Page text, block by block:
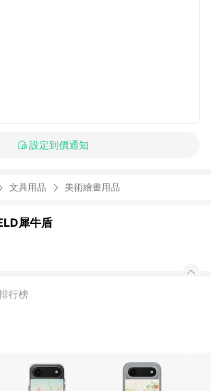
設定到價通知
文具用品 美術繪畫用品
犀牛盾
行榜